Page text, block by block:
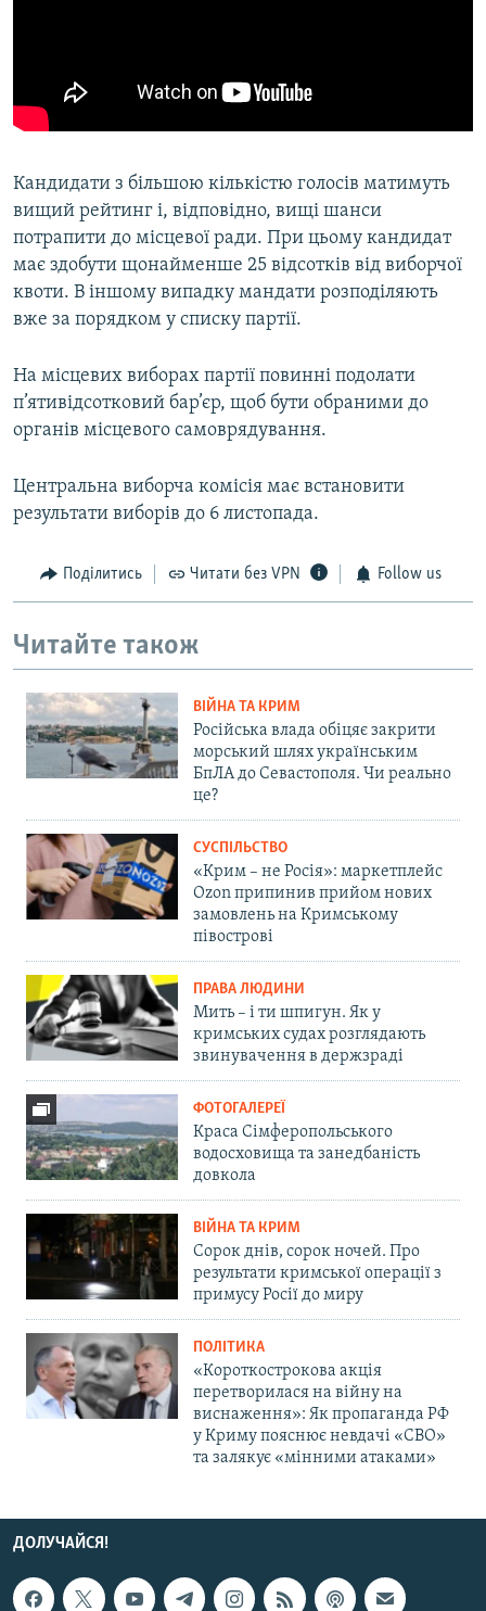
Кандидати з більшою кількістю голосів матимуть
вищий рейтинг і, відповідно, вищі шанси
потрапити до місцевої ради. При цьому кандидат
має здобути щонайменше 25 відсотків від виборчої
квоти. В іншому випадку мандати розподіляють
вже за порядком у списку партії.
На місцевих виборах партії повинні подолати
п’ятивідсотковий бар’єр, щоб бути обраними до
органів місцевого самоврядування.
Центральна виборча комісія має встановити
результати виборів до 6 листопада.
Поділитись Читати без VPN Follow us
Читайте також
ВІЙНА ТА КРИМ
Російська влада обіцяє закрити
морський шлях українським
БпЛА до Севастополя. Чи реально
це?
СУСПІЛЬСТВО
«Крим – не Росія»: маркетплейс
Ozon припинив прийом нових
замовлень на Кримському
півострові
ПРАВА ЛЮДИНИ
Мить – і ти шпигун. Як у
кримських судах розглядають
звинувачення в держзраді
ФОТОГАЛЕРЕЇ
Краса Сімферопольського
водосховища та занедбаність
довкола
ВІЙНА ТА КРИМ
Сорок днів, сорок ночей. Про
результати кримської операції з
примусу Росії до миру
ПОЛІТИКА
«Короткострокова акція
перетворилася на війну на
виснаження»: Як пропаганда РФ
у Криму пояснює невдачі «СВО»
та залякує «мінними атаками»
ДОЛУЧАЙСЯ!